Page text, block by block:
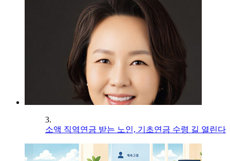
3.
소액 직역연금 받는 노인, 기초연금 수령 길 열린다